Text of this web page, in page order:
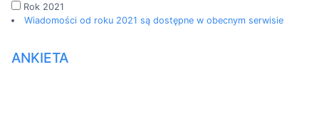
Rok 2021
Wiadomości od roku 2021 są dostępne w obecnym serwisie
ANKIETA